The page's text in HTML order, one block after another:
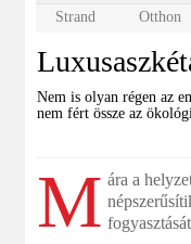
Strand Otthon
Nem is olyan régen az
nem fért össze az
M ára a